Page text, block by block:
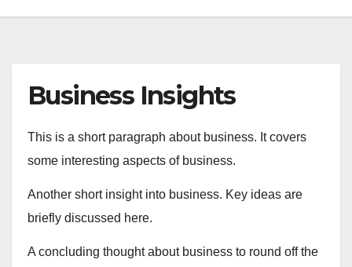
Business Insights
This is a short paragraph about business. It covers
some interesting aspects of business.
Another short insight into business. Key ideas are
briefly discussed here.
A concluding thought about business to round off the